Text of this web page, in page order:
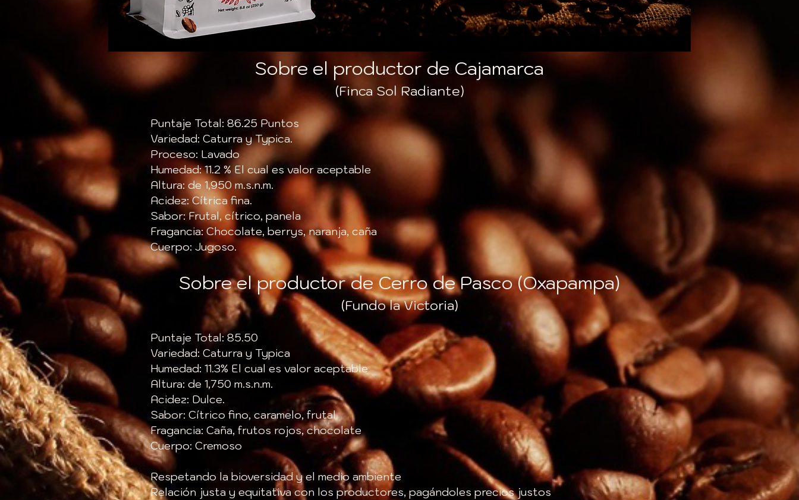
Sobre el productor de Cajamarca
(Finca Sol Radiante)
Puntaje Total: 86.25 Puntos
Variedad: Caturra y Typica.
Proceso: Lavado
Humedad: 11.2 % El cual es valor aceptable
Altura: de 1,950 m.s.n.m.
Acidez: Cítrica fina.
Sabor: Frutal, cítrico, panela
Fragancia: Chocolate, berrys, naranja, caña
Cuerpo: Jugoso.
Sobre el productor de Cerro de Pasco (Oxapampa)
(Fundo la Victoria)
Puntaje Total: 85.50
Variedad: Caturra y Typica
Humedad: 11.3% El cual es valor aceptable
Altura: de 1,750 m.s.n.m.
Acidez: Dulce.
Sabor: Cítrico fino, caramelo, frutal
Fragancia: Caña, frutos rojos, chocolate
Cuerpo: Cremoso
Respetando la bioversidad y el medio ambiente
Relación justa y equitativa con los productores, pagándoles precios justos